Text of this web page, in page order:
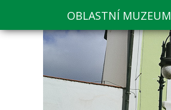
OBLASTNÍ MUZEUM